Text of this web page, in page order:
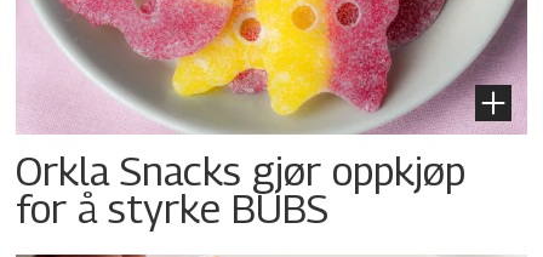
Orkla Snacks gjør oppkjøp
for å styrke BUBS